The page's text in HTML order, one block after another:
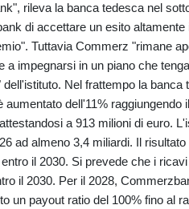
rileva la banca tedesca nel
di accettare un esito
Tuttavia Commerz "rimane
impegnarsi in un piano che
Nel frattempo la
dell'11% raggiungendo
a 913 milioni di euro.
ad almeno 3,4 miliardi. Il
il 2030. Si prevede che i
il 2030. Per il 2028,
un payout ratio del 100% fino al